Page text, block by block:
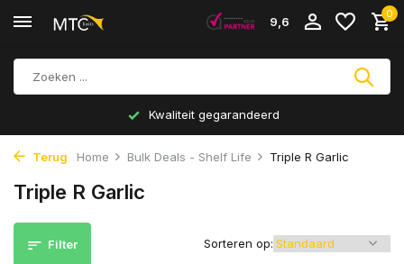
9,6
0
Kwaliteit gegarandeerd
Terug Home Bulk Deals - Shelf Life Triple R Garlic
Triple R Garlic
Filter Sorteren op: